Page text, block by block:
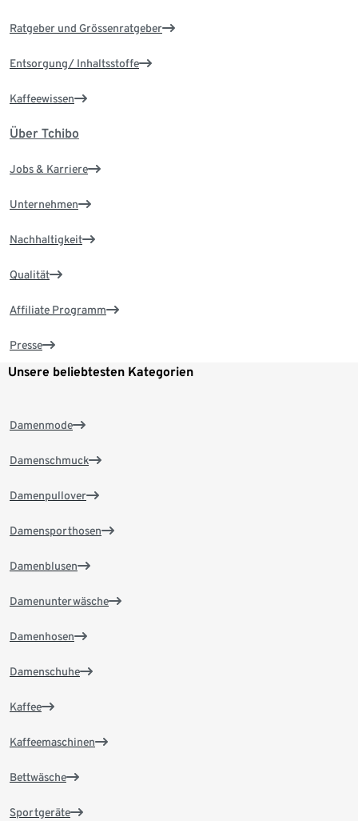
Ratgeber und Grössenratgeber
Entsorgung/ Inhaltsstoffe
Kaffeewissen
Über Tchibo
Jobs & Karriere
Unternehmen
Nachhaltigkeit
Qualität
Affiliate Programm
Presse
Unsere beliebtesten Kategorien
Damenmode
Damenschmuck
Damenpullover
Damensporthosen
Damenblusen
Damenunterwäsche
Damenhosen
Damenschuhe
Kaffee
Kaffeemaschinen
Bettwäsche
Sportgeräte